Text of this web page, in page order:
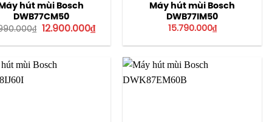
Máy hút mùi Bosch
DWB77CM50
₫ Giá
là:
12.900.000₫Giá
hiện
tại
12.900.000₫.
Máy hút mùi Bosch
DWB77IM50
15.790.000₫